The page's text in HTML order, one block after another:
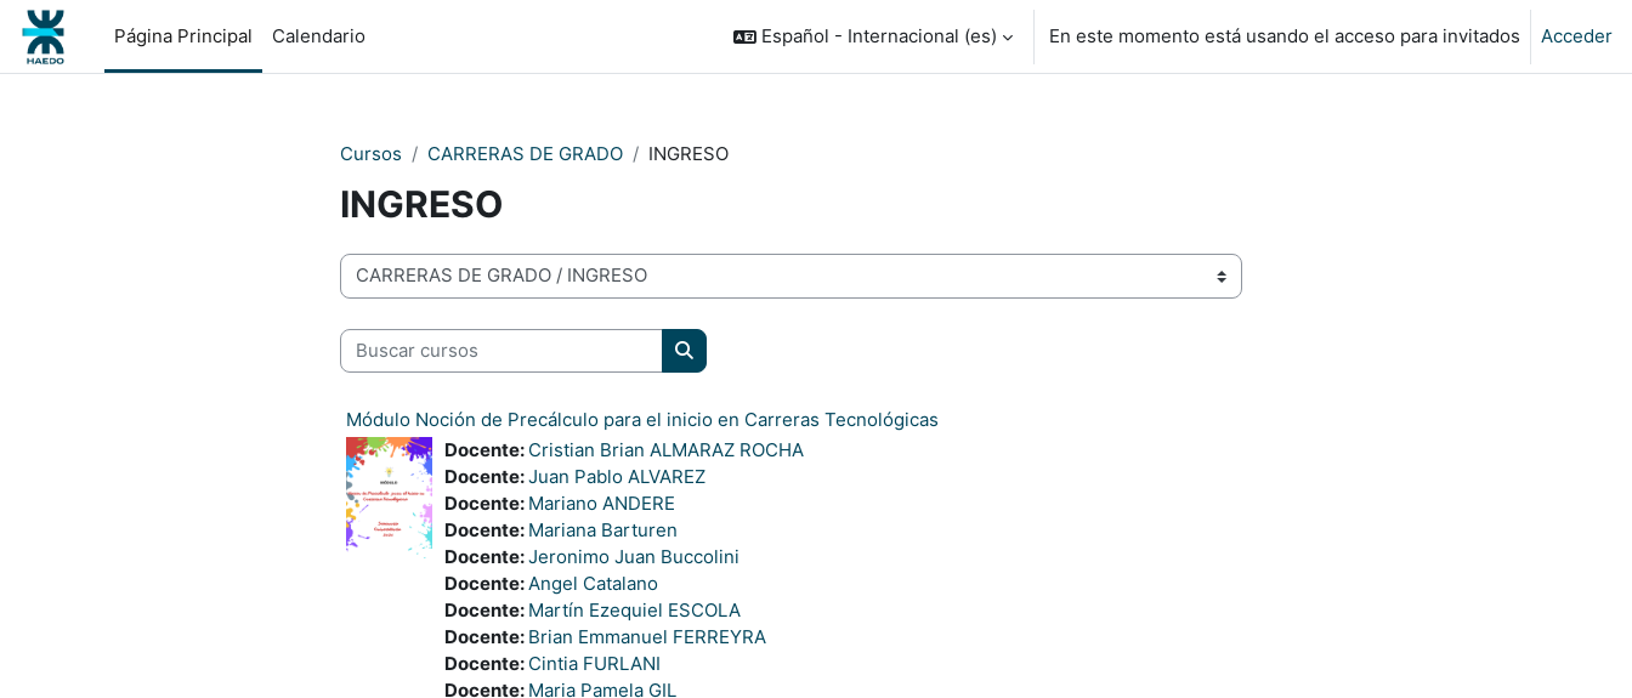
Salta al contenido principal
Página Principal
Calendario Español - Internacional ‎(es)‎ En este momento está usando el acceso para invitados Acceder
Cursos CARRERAS DE GRADO INGRESO
INGRESO
Categorías
Buscar cursos
Buscar cursos
Módulo Noción de Precálculo para el inicio en Carreras Tecnológicas
Docente: Cristian Brian ALMARAZ ROCHA
Docente:Juan Pablo ALVAREZ
Docente: Mariano ANDERE
Docente: Mariana Barturen
Docente:Jeronimo Juan Buccolini
Docente:Angel Catalano
Docente: Martín Ezequiel ESCOLA
Docente: Brian Emmanuel FERREYRA
Docente: Cintia FURLANI
Docente: Maria Pamela GIL